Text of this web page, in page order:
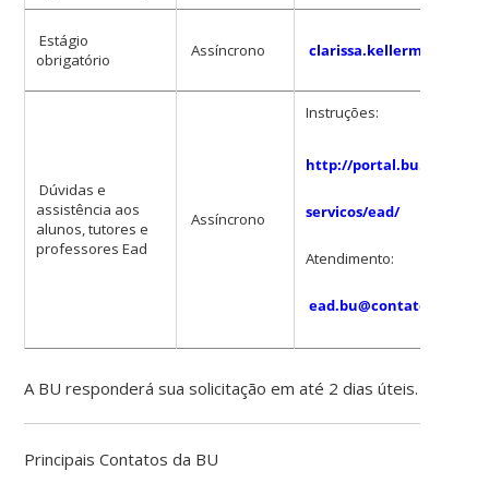
Estágio
obrigatório
Assíncrono
Dúvidas e
assistência aos
alunos, tutores e
professores Ead
Assíncrono
Instruções:
http://portal.bu.ufsc.br/
servicos/ead/
Atendimento:
ead.bu@contato.ufsc.br
A BU responderá sua solicitação em até 2 dias úteis.
Principais Contatos da BU